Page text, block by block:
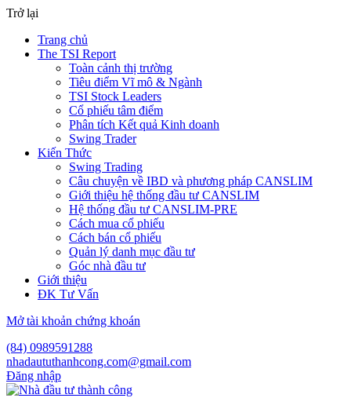
Trở lại
Trang chủ
The TSI Report
Toàn cảnh thị trường
Tiêu điểm Vĩ mô & Ngành
TSI Stock Leaders
Cổ phiếu tâm điểm
Phân tích Kết quả Kinh doanh
Swing Trader
Kiến Thức
Swing Trading
Câu chuyện về IBD và phương pháp CANSLIM
Giới thiệu hệ thống đầu tư CANSLIM
Hệ thống đầu tư CANSLIM-PRE
Cách mua cổ phiếu
Cách bán cổ phiếu
Quản lý danh mục đầu tư
Góc nhà đầu tư
Giới thiệu
ĐK Tư Vấn
Mở tài khoản chứng khoán
(84) 0989591288
nhadaututhanhcong.com@gmail.com
Đăng nhập